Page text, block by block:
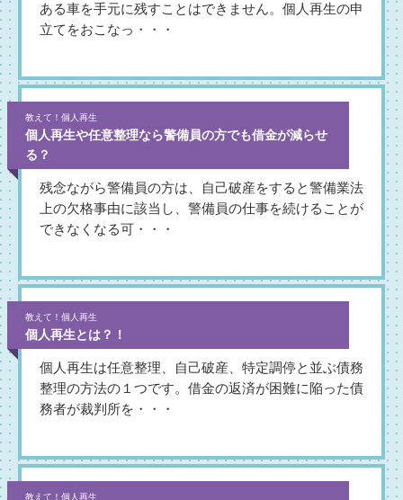
ある車を手元に残すことはできません。個人再生の申
立てをおこなっ・・・
教えて！個人再生
個人再生や任意整理なら警備員の方でも借金が減らせ
る？
残念ながら警備員の方は、自己破産をすると警備業法
上の欠格事由に該当し、警備員の仕事を続けることが
できなくなる可・・・
教えて！個人再生
個人再生とは？！
個人再生は任意整理、自己破産、特定調停と並ぶ債務
整理の方法の１つです。借金の返済が困難に陥った債
務者が裁判所を・・・
教えて！個人再生